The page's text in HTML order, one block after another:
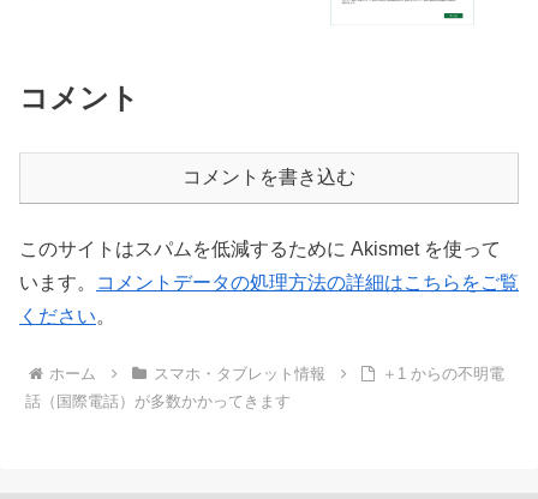
コメント
コメントを書き込む
このサイトはスパムを低減するために Akismet を使って
います。
コメントデータの処理方法の詳細はこちらをご覧
ください。
ホーム スマホ・タブレット情報
＋1 からの不明電
話（国際電話）が多数かかってきます